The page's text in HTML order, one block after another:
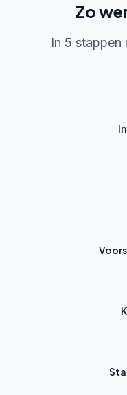
Zo
In 5 stappen